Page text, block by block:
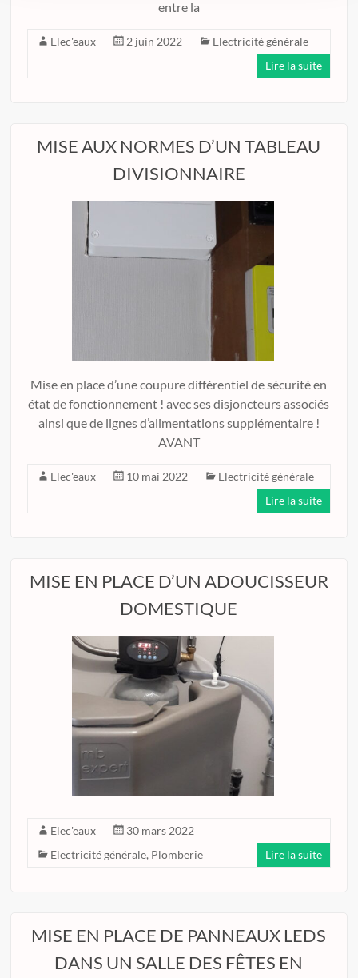
entre la
Elec'eaux 2 juin 2022
Electricité générale
Lire la suite
MISE AUX NORMES D’UN TABLEAU
DIVISIONNAIRE
Mise en place d’une coupure différentiel de sécurité en
état de fonctionnement ! avec ses disjoncteurs associés
ainsi que de lignes d’alimentations supplémentaire !
AVANT
Elec'eaux 10 mai 2022
Electricité générale
Lire la suite
MISE EN PLACE D’UN ADOUCISSEUR
DOMESTIQUE
Elec'eaux
30 mars 2022
Electricité générale, Plomberie Lire la suite
MISE EN PLACE DE PANNEAUX LEDS
DANS UN SALLE DES FÊTES EN